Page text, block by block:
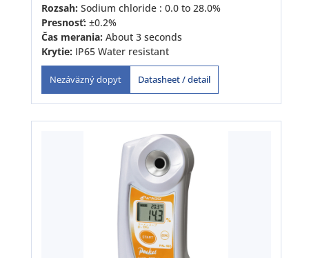
Rozsah: Sodium chloride : 0.0 to 28.0%
Presnosť: ±0.2%
Čas merania: About 3 seconds
Krytie: IP65 Water resistant
Nezáväzný dopyt Datasheet / detail